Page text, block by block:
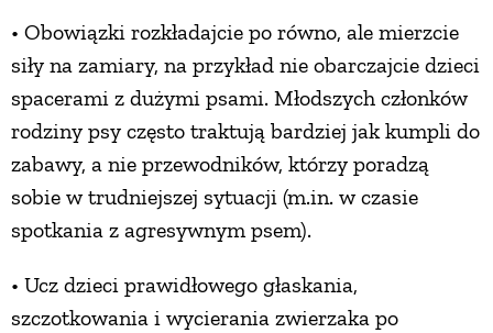
• Obowiązki rozkładajcie po równo, ale mierzcie
siły na zamiary, na przykład nie obarczajcie dzieci
spacerami z dużymi psami. Młodszych członków
rodziny psy często traktują bardziej jak kumpli do
zabawy, a nie przewodników, którzy poradzą
sobie w trudniejszej sytuacji (m.in. w czasie
spotkania z agresywnym psem).
• Ucz dzieci prawidłowego głaskania,
szczotkowania i wycierania zwierzaka po
RZEMIOSŁO
ZWYCZAJE
ZRÓB TO SAM
PRZEPISY
ŚNIADANIA